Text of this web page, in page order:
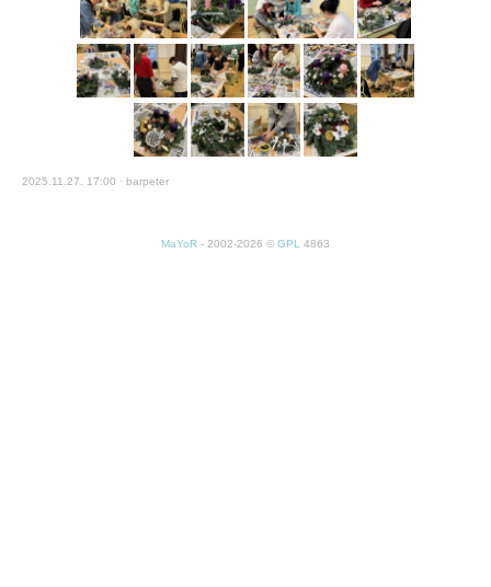
2025.11.27. 17:00 · barpeter
MaYoR - 2002-2026 © GPL 4863